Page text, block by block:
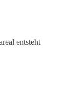
entsteht